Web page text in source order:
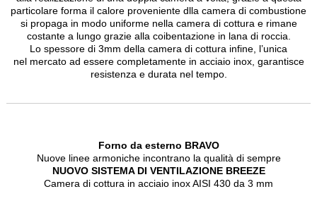
particolare forma il calore proveniente dlla camera di combustione
si propaga in modo uniforme nella camera di cottura e rimane
costante a lungo grazie alla coibentazione in lana di roccia.
Lo spessore di 3mm della camera di cottura infine, l’unica
nel mercato ad essere completamente in acciaio inox, garantisce
resistenza e durata nel tempo.
Forno da esterno BRAVO
Nuove linee armoniche incontrano la qualità di sempre
NUOVO SISTEMA DI VENTILAZIONE BREEZE
Camera di cottura in acciaio inox AISI 430 da 3 mm